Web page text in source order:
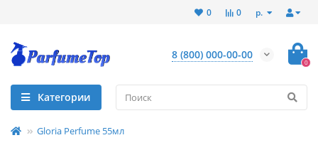
р.
0
0
8 (800) 000-00-00
0
Категории
Gloria Perfume 55мл